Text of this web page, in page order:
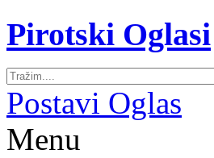
Pirotski Oglasi
Postavi Oglas
Menu